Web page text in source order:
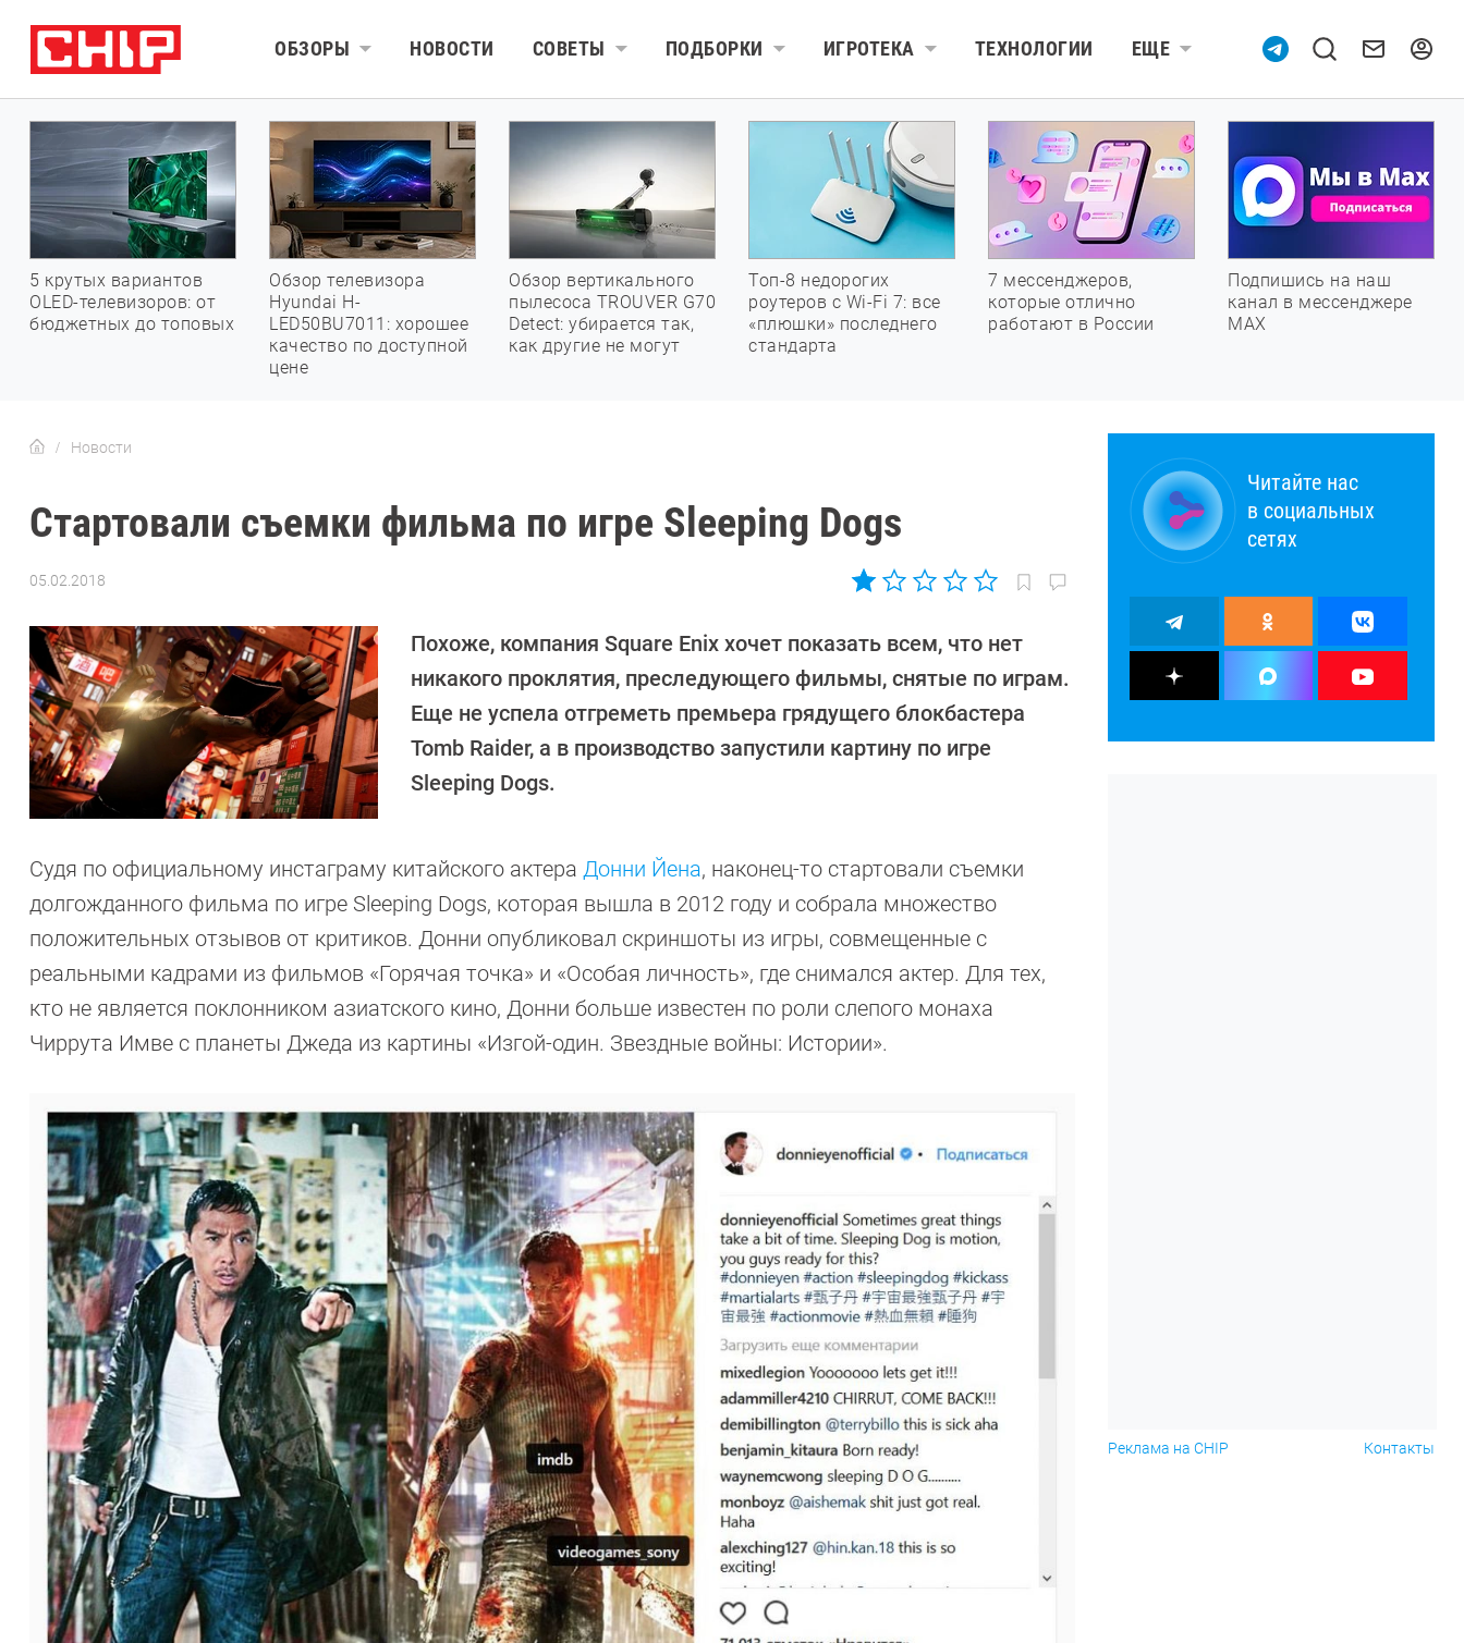
ОБЗОРЫ НОВОСТИ СОВЕТЫ ПОДБОРКИ ИГРОТЕКА ТЕХНОЛОГИИ ЕЩЕ
5 крутых вариантов
OLED-телевизоров: от
бюджетных до топовых
Обзор телевизора
Hyundai H-
LED50BU7011: хорошее
качество по доступной
цене
Обзор вертикального
пылесоса TROUVER G70
Detect: убирается так,
как другие не могут
Топ-8 недорогих
роутеров с Wi-Fi 7: все
«плюшки» последнего
стандарта
7 мессенджеров,
которые отлично
работают в России
Подпишись на наш
канал в мессенджере
МАХ
Новости
Стартовали съемки фильма по игре Sleeping Dogs
05.02.2018
Suslov
Похоже, компания Square Enix хочет показать всем, что нет
никакого проклятия, преследующего фильмы, снятые по играм.
Еще не успела отгреметь премьера грядущего блокбастера
Tomb Raider, а в производство запустили картину по игре
Sleeping Dogs.
Судя по официальному инстаграму китайского актера Донни Йена, наконец-то стартовали съемки
долгожданного фильма по игре Sleeping Dogs, которая вышла в 2012 году и собрала множество
положительных отзывов от критиков. Донни опубликовал скриншоты из игры, совмещенные с
реальными кадрами из фильмов «Горячая точка» и «Особая личность», где снимался актер. Для тех,
кто не является поклонником азиатского кино, Донни больше известен по роли слепого монаха
Чиррута Имве с планеты Джеда из картины «Изгой-один. Звездные войны: Истории».
Читайте нас
в социальных
сетях
Реклама на CHIP Контакты